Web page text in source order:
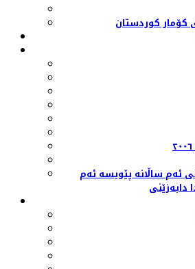
کۆمار کوردستان
ئەم ساڵانە پێویسە ئەم
دابەزێنی